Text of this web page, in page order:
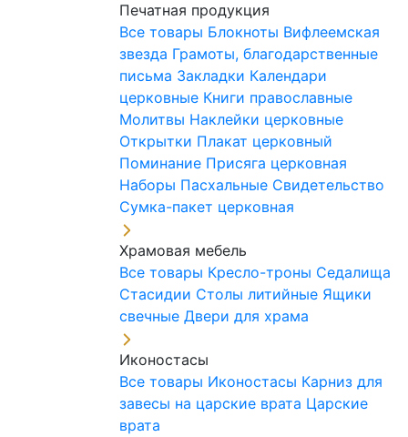
Печатная продукция
Все товары Блокноты Вифлеемская
звезда Грамоты, благодарственные
письма Закладки Календари
церковные Книги православные
Молитвы Наклейки церковные
Открытки Плакат церковный
Поминание Присяга церковная
Наборы Пасхальные Свидетельство
Сумка-пакет церковная
Храмовая мебель
Все товары Кресло-троны Седалища
Стасидии Столы литийные Ящики
свечные Двери для храма
Иконостасы
Все товары Иконостасы Карниз для
завесы на царские врата Царские
врата